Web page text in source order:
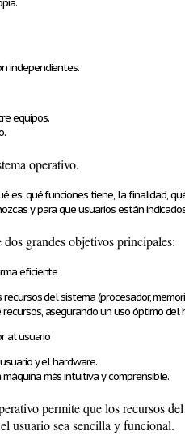
independientes.
equipos.
operativo.
es, qué funciones tiene, la finalidad,
y para que usuarios están
grandes objetivos principales:
eficiente
del sistema (procesador,
asegurando un uso óptimo del
al usuario
y el hardware.
más intuitiva y comprensible.
permite que los recursos
usuario sea sencilla y funcional.